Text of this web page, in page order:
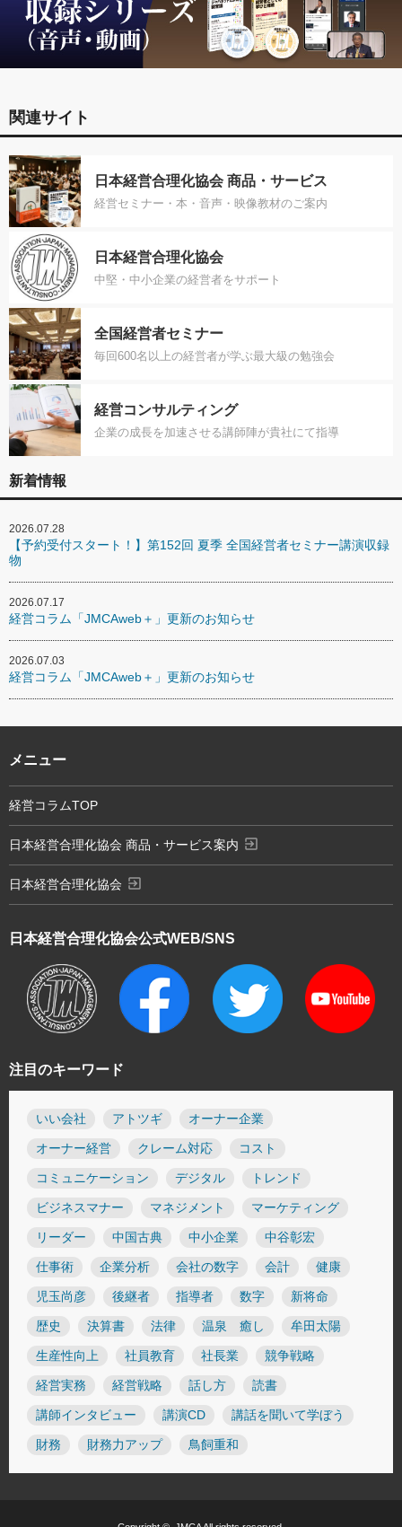
関連サイト
日本経営合理化協会 商品・サービス
経営セミナー・本・音声・映像教材のご案内
日本経営合理化協会
中堅・中小企業の経営者をサポート
全国経営者セミナー
毎回600名以上の経営者が学ぶ最大級の勉強会
経営コンサルティング
企業の成長を加速させる講師陣が貴社にて指導
新着情報
2026.07.28
【予約受付スタート！】第152回 夏季 全国経営者セミナー講演収録
物
2026.07.17
経営コラム「JMCAweb＋」更新のお知らせ
2026.07.03
経営コラム「JMCAweb＋」更新のお知らせ
注目のキーワード
いい会社 アトツギ オーナー企業
オーナー経営 クレーム対応 コスト
コミュニケーション デジタル トレンド
ビジネスマナー マネジメント マーケティング
リーダー 中国古典 中小企業 中谷彰宏
仕事術 企業分析 会社の数字 会計 健康
児玉尚彦 後継者 指導者 数字 新将命
歴史 決算書 法律 温泉 癒し 牟田太陽
生産性向上 社員教育 社長業 競争戦略
経営実務 経営戦略 話し方 読書
講師インタビュー 講演CD 講話を聞いて学ぼう
財務 財務力アップ 鳥飼重和
日本経営合理化協会公式WEB/SNS
メニュー
経営コラムTOP
日本経営合理化協会 商品・サービス案内 exit_to_app
日本経営合理化協会 exit_to_app